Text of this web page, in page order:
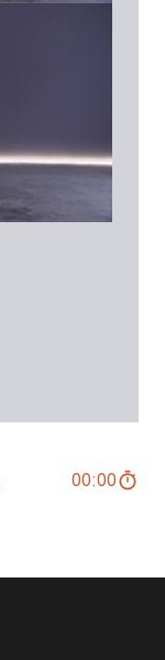
00:00